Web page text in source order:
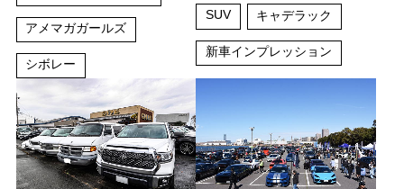
アメマガガールズ
シボレー
SUV キャデラック
新車インプレッション